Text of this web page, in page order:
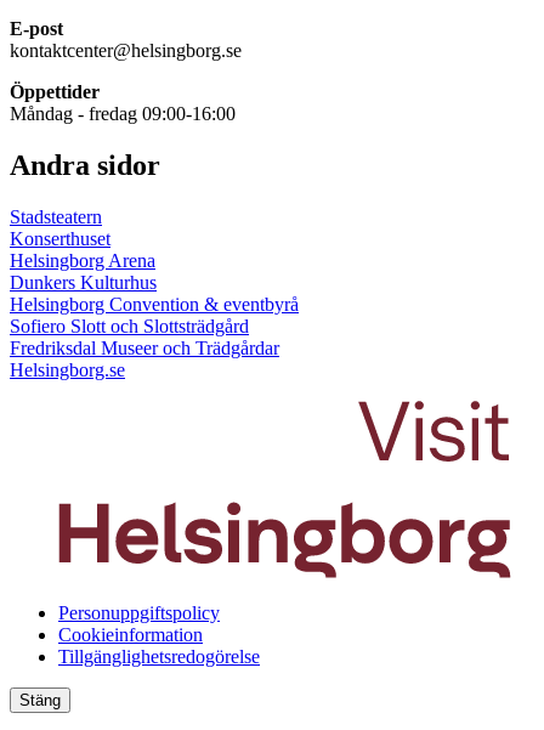
E-post
kontaktcenter@helsingborg.se
Öppettider
Måndag - fredag 09:00-16:00
Andra sidor
Stadsteatern
Konserthuset
Helsingborg Arena
Dunkers Kulturhus
Helsingborg Convention & eventbyrå
Sofiero Slott och Slottsträdgård
Fredriksdal Museer och Trädgårdar
Helsingborg.se
Personuppgiftspolicy
Cookieinformation
Tillgänglighetsredogörelse
Stäng